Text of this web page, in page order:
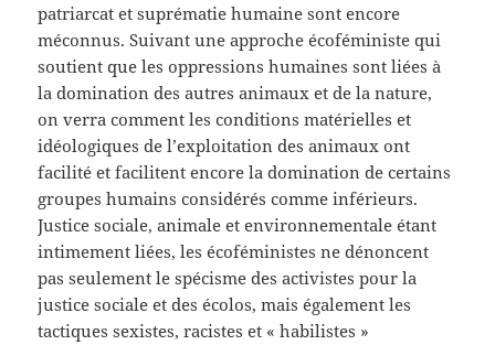
patriarcat et suprématie humaine sont encore
méconnus. Suivant une approche écoféministe qui
soutient que les oppressions humaines sont liées à
la domination des autres animaux et de la nature,
on verra comment les conditions matérielles et
idéologiques de l’exploitation des animaux ont
facilité et facilitent encore la domination de certains
groupes humains considérés comme inférieurs.
Justice sociale, animale et environnementale étant
intimement liées, les écoféministes ne dénoncent
pas seulement le spécisme des activistes pour la
justice sociale et des écolos, mais également les
tactiques sexistes, racistes et « habilistes »